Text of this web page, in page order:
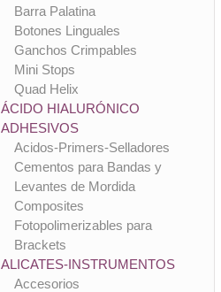
Barra Palatina
Botones Linguales
Ganchos Crimpables
Mini Stops
Quad Helix
ÁCIDO HIALURÓNICO
ADHESIVOS
Acidos-Primers-Selladores
Cementos para Bandas y
Levantes de Mordida
Composites
Fotopolimerizables para
Brackets
ALICATES-INSTRUMENTOS
Accesorios